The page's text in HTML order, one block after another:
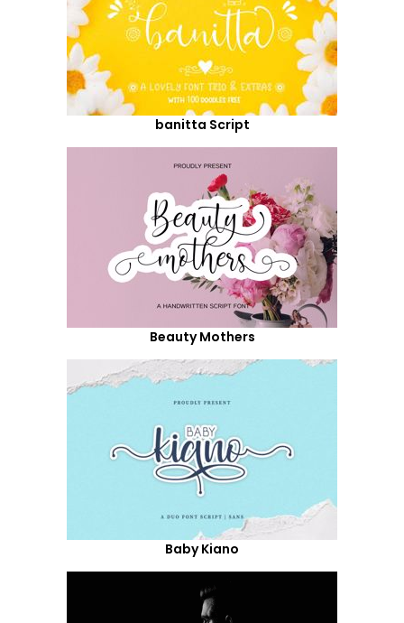
banitta Script
Beauty Mothers
Baby Kiano